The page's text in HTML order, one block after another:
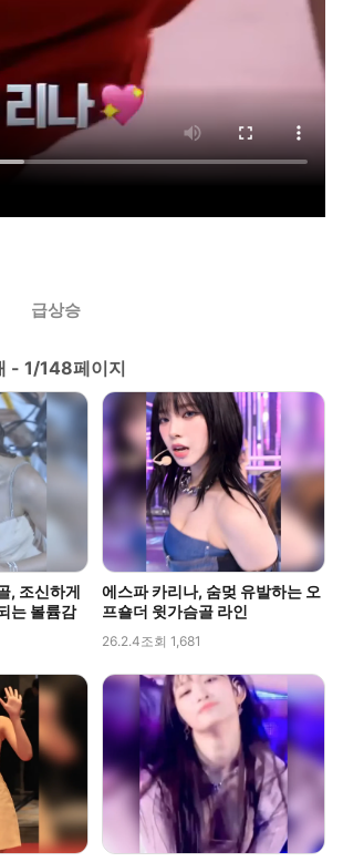
급상승
- 1/148페이지
, 조신하게
는 볼륨감
에스파 카리나, 숨멎 유발하는 오
프숄더 윗가슴골 라인
26.2.4조회 1,681